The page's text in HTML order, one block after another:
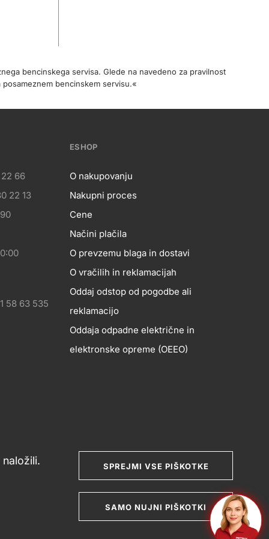
SPREJMI VSE PIŠKOTKE
SAMO NUJNI PIŠKOTKI
bencinskega servisa. Glede na navedeno za pravilnost
bencinskem servisu.«
66
22 13
58 63 535
ESHOP
eshop
O nakupovanju
Nakupni proces
Cene
Načini plačila
O prevzemu blaga in dostavi
O vračilih in reklamacijah
Oddaj odstop od pogodbe ali
reklamacijo
Oddaja odpadne električne in
elektronske opreme (OEEO)